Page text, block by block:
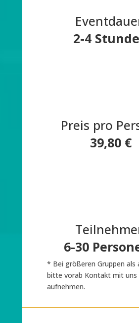
2-4
Preis pro
39,80 €
6-30
* Bei größeren Gruppen als
bitte vorab Kontakt mit uns
aufnehmen.